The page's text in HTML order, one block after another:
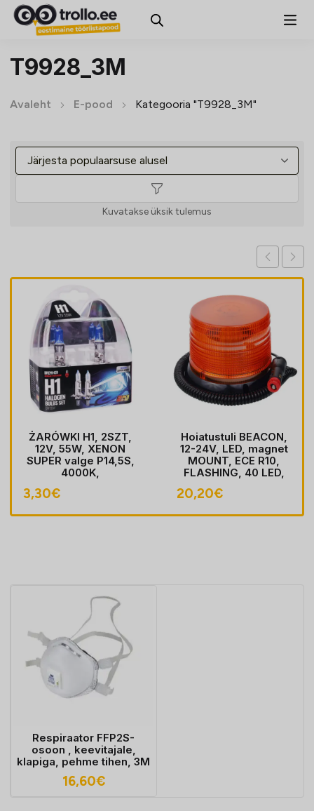
T9928_3M
Avaleht E-pood Kategooria "T9928_3M"
Kuvatakse üksik tulemus
ŻARÓWKI H1, 2SZT,
12V, 55W, XENON
SUPER valge P14,5S,
4000K,
3,30€
Hoiatustuli BEACON,
12-24V, LED, magnet
MOUNT, ECE R10,
FLASHING, 40 LED,
sobib LIGHTER pesa
20,20€
Respiraator FFP2S-
osoon , keevitajale,
klapiga, pehme tihen, 3M
16,60€